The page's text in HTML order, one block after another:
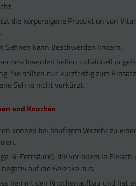
die körpereigene Produktion von
Sehnen kann Beschwerden lindern.
helfen individuell
Sie sollten nur kurzfristig zum
Sehne nicht verkürzt.
und Knochen
können bei häufigem Verzehr zu
6-Fettsäure), die vor allem in Fleisch
auf die Gelenke aus.
hemmt den Knochenaufbau und hat